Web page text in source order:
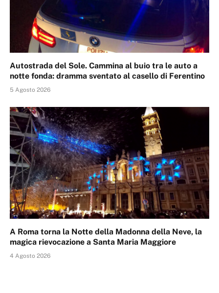
Autostrada del Sole. Cammina al buio tra le auto a
notte fonda: dramma sventato al casello di Ferentino
5 Agosto 2026
A Roma torna la Notte della Madonna della Neve, la
magica rievocazione a Santa Maria Maggiore
4 Agosto 2026